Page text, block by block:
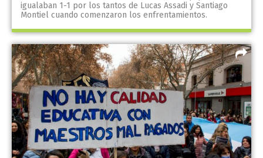
igualaban 1-1 por los tantos de Lucas Assadi y Santiago
Montiel cuando comenzaron los enfrentamientos.